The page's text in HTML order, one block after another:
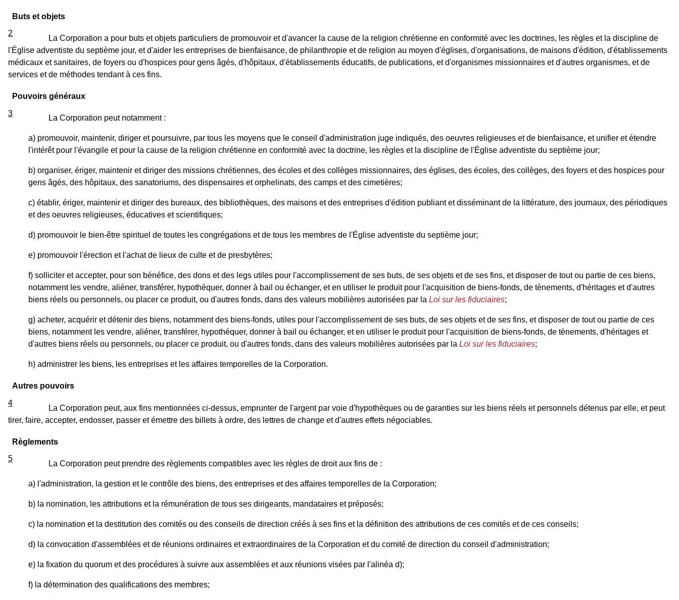
Buts et objets
2
La Corporation a pour buts et objets particuliers de promouvoir et d'avancer la cause de la religion chrétienne en conformité avec les doctrines, les règles et la discipline de
l'Église adventiste du septième jour, et d'aider les entreprises de bienfaisance, de philanthropie et de religion au moyen d'églises, d'organisations, de maisons d'édition, d'établissements
médicaux et sanitaires, de foyers ou d'hospices pour gens âgés, d'hôpitaux, d'établissements éducatifs, de publications, et d'organismes missionnaires et d'autres organismes, et de
services et de méthodes tendant à ces fins.
Pouvoirs généraux
3
La Corporation peut notamment :
a) promouvoir, maintenir, diriger et poursuivre, par tous les moyens que le conseil d'administration juge indiqués, des oeuvres religieuses et de bienfaisance, et unifier et étendre
l'intérêt pour l'évangile et pour la cause de la religion chrétienne en conformité avec la doctrine, les règles et la discipline de l'Église adventiste du septième jour;
b) organiser, ériger, maintenir et diriger des missions chrétiennes, des écoles et des collèges missionnaires, des églises, des écoles, des collèges, des foyers et des hospices pour
gens âgés, des hôpitaux, des sanatoriums, des dispensaires et orphelinats, des camps et des cimetières;
c) établir, ériger, maintenir et diriger des bureaux, des bibliothèques, des maisons et des entreprises d'édition publiant et disséminant de la littérature, des journaux, des périodiques
et des oeuvres religieuses, éducatives et scientifiques;
d) promouvoir le bien-être spirituel de toutes les congrégations et de tous les membres de l'Église adventiste du septième jour;
e) promouvoir l'érection et l'achat de lieux de culte et de presbytères;
f) solliciter et accepter, pour son bénéfice, des dons et des legs utiles pour l'accomplissement de ses buts, de ses objets et de ses fins, et disposer de tout ou partie de ces biens,
notamment les vendre, aliéner, transférer, hypothéquer, donner à bail ou échanger, et en utiliser le produit pour l'acquisition de biens-fonds, de tènements, d'héritages et d'autres
biens réels ou personnels, ou placer ce produit, ou d'autres fonds, dans des valeurs mobilières autorisées par la Loi sur les fiduciaires;
g) acheter, acquérir et détenir des biens, notamment des biens-fonds, utiles pour l'accomplissement de ses buts, de ses objets et de ses fins, et disposer de tout ou partie de ces
biens, notamment les vendre, aliéner, transférer, hypothéquer, donner à bail ou échanger, et en utiliser le produit pour l'acquisition de biens-fonds, de tènements, d'héritages et
d'autres biens réels ou personnels, ou placer ce produit, ou d'autres fonds, dans des valeurs mobilières autorisées par la Loi sur les fiduciaires;
h) administrer les biens, les entreprises et les affaires temporelles de la Corporation.
Autres pouvoirs
4
La Corporation peut, aux fins mentionnées ci-dessus, emprunter de l'argent par voie d'hypothèques ou de garanties sur les biens réels et personnels détenus par elle, et peut
tirer, faire, accepter, endosser, passer et émettre des billets à ordre, des lettres de change et d'autres effets négociables.
Règlements
5
La Corporation peut prendre des règlements compatibles avec les règles de droit aux fins de :
a) l'administration, la gestion et le contrôle des biens, des entreprises et des affaires temporelles de la Corporation;
b) la nomination, les attributions et la rémunération de tous ses dirigeants, mandataires et préposés;
c) la nomination et la destitution des comités ou des conseils de direction créés à ses fins et la définition des attributions de ces comités et de ces conseils;
d) la convocation d'assemblées et de réunions ordinaires et extraordinaires de la Corporation et du comité de direction du conseil d'administration;
e) la fixation du quorum et des procédures à suivre aux assemblées et aux réunions visées par l'alinéa d);
f) la détermination des qualifications des membres;